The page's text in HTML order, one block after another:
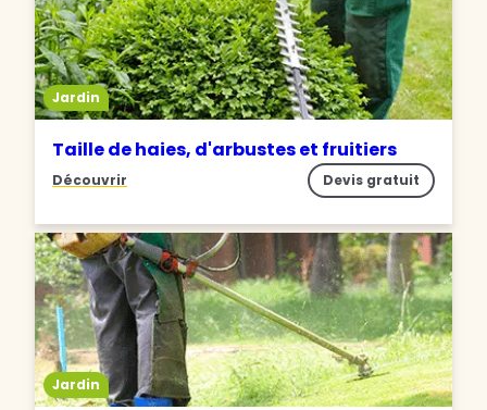
Jardin
Taille de haies, d'arbustes et fruitiers
Découvrir Devis gratuit
Jardin